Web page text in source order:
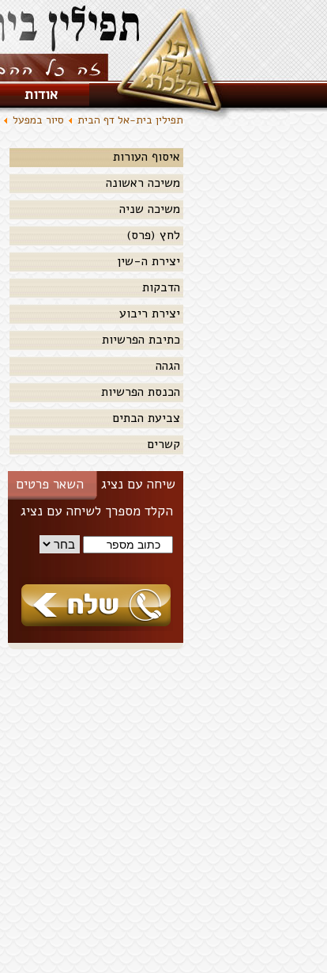
אודות
תפילין בית-אל דף הבית סיור במפעל
איסוף העורות
משיכה ראשונה
משיכה שניה
לחץ (פרס)
יצירת ה-שין
הדבקות
יצירת ריבוע
כתיבת הפרשיות
הגהה
הכנסת הפרשיות
צביעת הבתים
קשרים
שיחה עם נציג
השאר פרטים
הקלד מספרך לשיחה עם נציג